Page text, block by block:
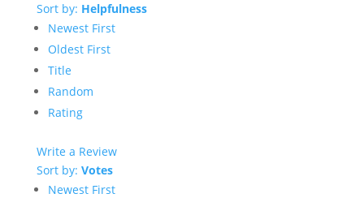
Sort by: Helpfulness
Newest First
Oldest First
Title
Random
Rating
Write a Review
Sort by: Votes
Newest First